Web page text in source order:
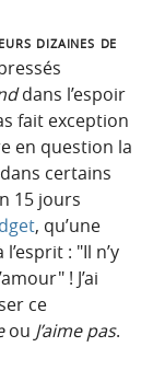
dizaines de
dans l’espoir
fait exception
en question la
certains
15 jours
, qu’une
: Il n’y
! J’ai
ce
ou J’aime pas.